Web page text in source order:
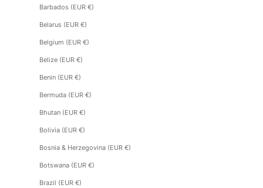
Barbados (EUR €)
Belarus (EUR €)
Belgium (EUR €)
Belize (EUR €)
Benin (EUR €)
Bermuda (EUR €)
Bhutan (EUR €)
Bolivia (EUR €)
Bosnia & Herzegovina (EUR €)
Botswana (EUR €)
Brazil (EUR €)